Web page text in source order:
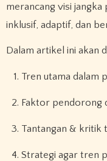
merancang visi jangka
inklusif, adaptif, dan
Dalam artikel ini akan
Tren utama dalam
Faktor pendorong
Tantangan &
Strategi agar tren pendidikan berjalan merata dan